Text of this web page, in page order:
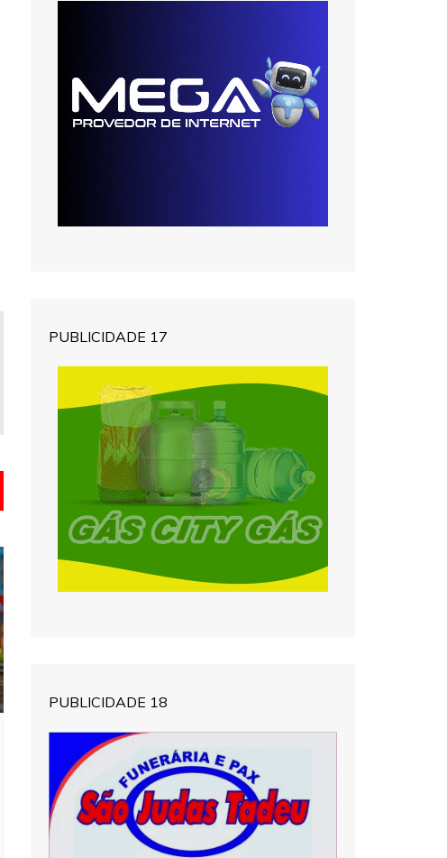
PUBLICIDADE 17
PUBLICIDADE 18